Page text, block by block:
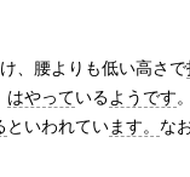
、腰よりも低い高さで
はやっているようです
といわれています。 な